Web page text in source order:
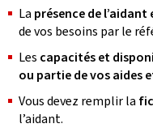
La présence de
de vos besoins par le
Les capacités et
ou partie de vos aides
Vous devez remplir la
l’aidant.